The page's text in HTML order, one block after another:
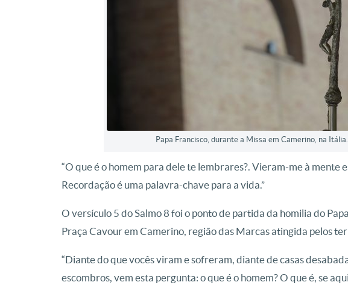
Papa Francisco, durante a Missa em Camerino, na
“O que é o homem para dele te lembrares?. Vieram-me à mente
Recordação é uma palavra-chave para a vida.”
O versículo 5 do Salmo 8 foi o ponto de partida da homilia do
Praça Cavour em Camerino, região das Marcas atingida pelos
“Diante do que vocês viram e sofreram, diante de casas
escombros, vem esta pergunta: o que é o homem? O que é, se